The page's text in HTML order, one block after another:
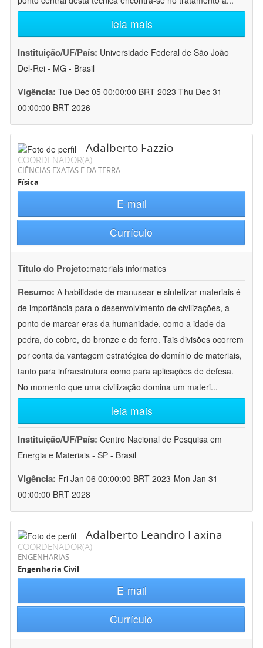
leia mais
Instituição/UF/País: Universidade Federal de São João
Del-Rei - MG - Brasil
Vigência: Tue Dec 05 00:00:00 BRT 2023-Thu Dec 31
00:00:00 BRT 2026
Adalberto Fazzio
COORDENADOR(A)
CIÊNCIAS EXATAS E DA TERRA
Física
E-mail
Currículo
Título do Projeto:materials informatics
Resumo: A habilidade de manusear e sintetizar materiais é
de importância para o desenvolvimento de civilizações, a
ponto de marcar eras da humanidade, como a idade da
pedra, do cobre, do bronze e do ferro. Tais divisões ocorrem
por conta da vantagem estratégica do domínio de materiais,
tanto para infraestrutura como para aplicações de defesa.
No momento que uma civilização domina um materi...
leia mais
Instituição/UF/País: Centro Nacional de Pesquisa em
Energia e Materiais - SP - Brasil
Vigência: Fri Jan 06 00:00:00 BRT 2023-Mon Jan 31
00:00:00 BRT 2028
Adalberto Leandro Faxina
COORDENADOR(A)
ENGENHARIAS
Engenharia Civil
E-mail
Currículo